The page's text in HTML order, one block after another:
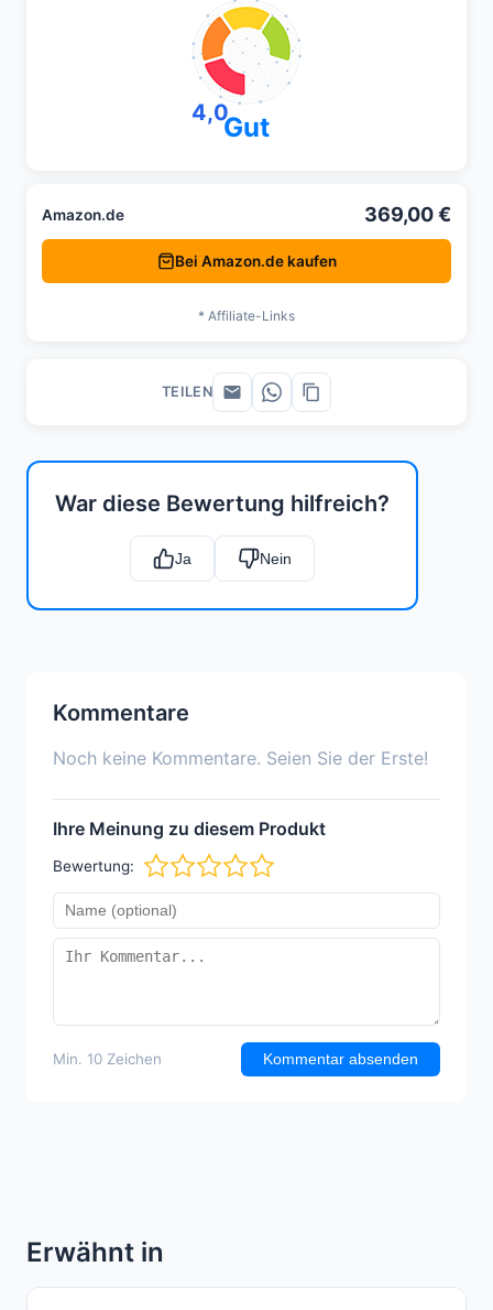
War diese Bewertung hilfreich?
Ja Nein
Kommentare
Noch keine Kommentare. Seien Sie der Erste!
Ihre Meinung zu diesem Produkt
Bewertung:
Min. 10 Zeichen Kommentar absenden
4,0Gut
Amazon.de 369,00 €
Bei Amazon.de kaufen
* Affiliate-Links
TEILEN
Erwähnt in